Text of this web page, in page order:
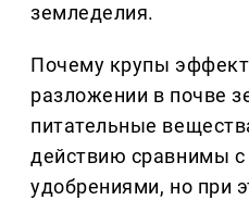
земледелия.
Почему крупы
разложении в почве
питательные
действию сравнимы
удобрениями, но при